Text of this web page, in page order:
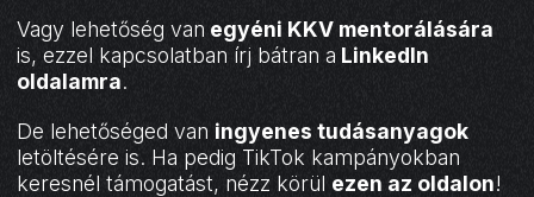
Vagy lehetőség van egyéni KKV mentorálására
is, ezzel kapcsolatban írj bátran a LinkedIn
oldalamra.
De lehetőséged van ingyenes tudásanyagok
letöltésére is. Ha pedig TikTok kampányokban
keresnél támogatást, nézz körül ezen az oldalon!